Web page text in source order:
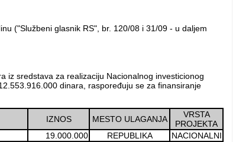
("Službeni glasnik RS", br. 120/08 i 31/09 - u daljem
iz sredstava za realizaciju Nacionalnog investicionog
dinara, raspoređuju se za finansiranje
IZNOS MESTO ULAGANJA
VRSTA
PROJEKTA
19.000.000 REPUBLIKA
NACIONALNI